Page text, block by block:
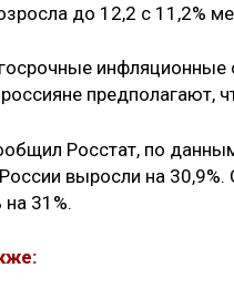
до 12,2 с 11,2%
инфляционные
предполагают,
Росстат, по
выросли на
на 31%.